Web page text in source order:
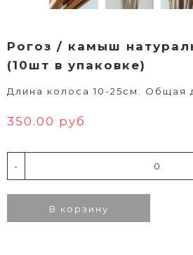
Рогоз / камыш
(10шт в упаковке)
Длина колоса 10-25см. Общая
350.00 руб
-
В корзину